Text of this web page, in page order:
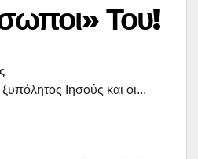
Του!
Ιησούς και οι...